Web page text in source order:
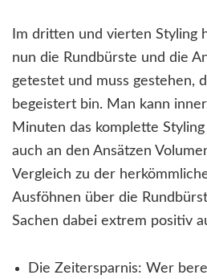
Im dritten und vierten Styling
nun die Rundbürste und die
getestet und muss gestehen,
begeistert bin. Man kann
Minuten das komplette
auch an den Ansätzen
Vergleich zu der
Ausföhnen über die
Sachen dabei extrem positiv
Die Zeitersparnis: Wer